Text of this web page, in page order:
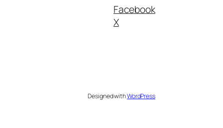
Facebook
X
Designed withWordPress